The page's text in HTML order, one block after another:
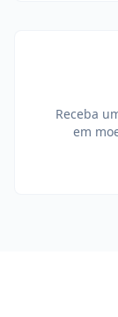
Receba
em